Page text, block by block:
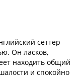
сеттер
Он ласков,
находить общий
и спокойно